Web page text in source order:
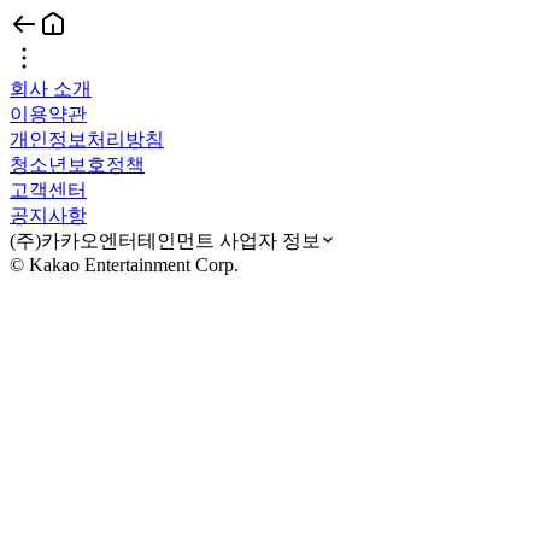
회사 소개
이용약관
개인정보처리방침
청소년보호정책
고객센터
공지사항
(주)카카오엔터테인먼트 사업자 정보
© Kakao Entertainment Corp.